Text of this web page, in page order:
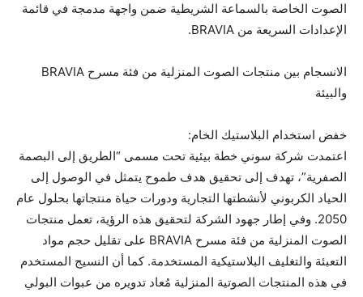
الصوت الخاصة بالسماعة الشريطية ضمن واجهة مدمجة في قائمة
الإعدادات السريعة من BRAVIA.
الانسجام بين منتجات الصوت المنزلية من فئة مسرح BRAVIA
والبيئة
خفض استخدام البلاستيك الخام:
اعتمدت شركة سوني خطة بيئية تحت مسمى “الطريق إلى البصمة
الصفرية”، تهدف إلى تحقيق هدف طموح يتمثل في الوصول إلى
الحياد الكربوني لأنشطتها التجارية ودورات حياة منتجاتها بحلول عام
2050. وفي إطار جهود الشركة لتحقيق هذه الرؤية، تعمل منتجات
الصوت المنزلية من فئة مسرح BRAVIA على تقليل حجم مواد
التعبئة والتغليف البلاستيكية المستخدمة. كما أن النسيج المستخدم
في هذه المنتجات الصوتية المنزلية مُعاد تدويره من عبوات البولي